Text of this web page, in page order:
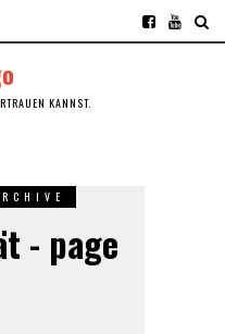
KANNST.
- page